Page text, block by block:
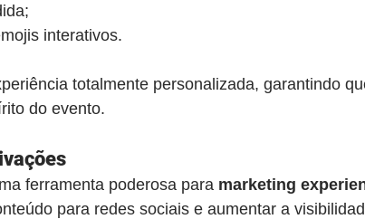
interativos.
totalmente personalizada, garantindo
do evento.
ferramenta poderosa para marketing
para redes sociais e aumentar a